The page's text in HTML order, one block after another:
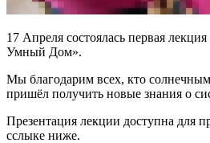
17 Апреля состоялась первая
Умный Дом».
Мы благодарим всех, кто
пришёл получить новые знания о
Презентация лекции доступна для
сслыке ниже.